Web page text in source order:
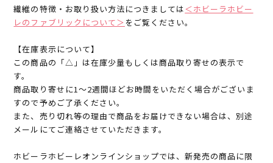
繊維の特徴・お取り扱い方法につきましては＜ホビーラホビー
レのファブリックについて＞ をご覧ください。
【在庫表示について】
この商品の「△」は在庫少量もしくは商品取り寄せの表示で
す。
商品取り寄せに1～2週間ほどお時間をいただく場合がございま
すので予めご了承ください。
また、売り切れ等の理由で商品をお届けできない場合は、別途
メールにてご連絡させていただきます。
ホビーラホビーレオンラインショップでは、新発売の商品に限